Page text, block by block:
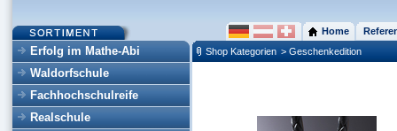
Erfolg im Mathe-Abi
Waldorfschule
Fachhochschulreife
Realschule
Home
Shop Kategorien > Geschenkedition